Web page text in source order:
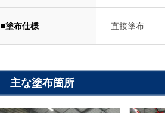
■塗布仕様 直接塗布
主な塗布箇所